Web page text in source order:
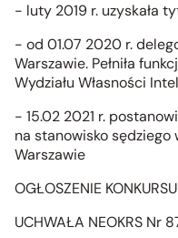
- luty 2019 r. uzyskała
- od 01.07 2020 r.
Warszawie. Pełniła
Wydziału Własności
- 15.02 2021 r.
na stanowisko sędziego
Warszawie
OGŁOSZENIE KONKURSU
UCHWAŁA NEOKRS Nr